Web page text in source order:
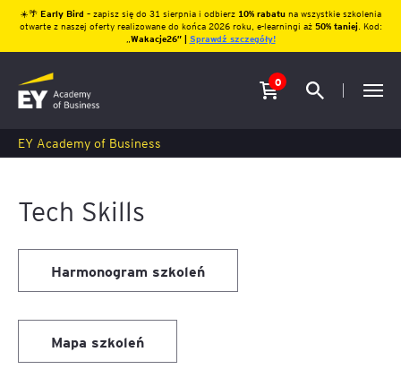
☀️🌴 Early Bird – zapisz się do 31 sierpnia i odbierz10% rabatu na wszystkie szkolenia
otwarte z naszej oferty realizowane do końca 2026 roku, e-learningi aż 50% taniej. Kod:
Wakacje26″ | Sprawdź szczegóły!
0
EY Academy of Business
Tech Skills
Harmonogram szkoleń
Mapa szkoleń